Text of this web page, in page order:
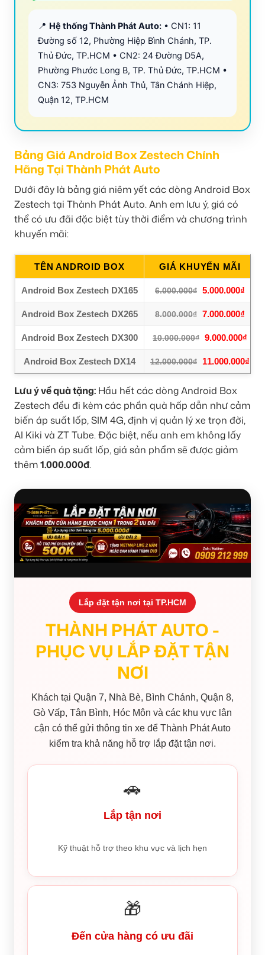
📍 Hệ thống Thành Phát Auto: • CN1: 11
Đường số 12, Phường Hiệp Bình Chánh, TP.
Thủ Đức, TP.HCM • CN2: 24 Đường D5A,
Phường Phước Long B, TP. Thủ Đức, TP.HCM •
CN3: 753 Nguyễn Ảnh Thủ, Tân Chánh Hiệp,
Quận 12, TP.HCM
Bảng Giá Android Box Zestech Chính
Hãng Tại Thành Phát Auto
Dưới đây là bảng giá niêm yết các dòng Android Box
Zestech tại Thành Phát Auto. Anh em lưu ý, giá có
thể có ưu đãi đặc biệt tùy thời điểm và chương trình
khuyến mãi:
TÊN ANDROID BOX GIÁ KHUYẾN MÃI
Android Box Zestech DX165 6.000.000₫ 5.000.000₫
Android Box Zestech DX265 8.000.000₫ 7.000.000₫
Android Box Zestech DX300 10.000.000₫ 9.000.000₫
Android Box Zestech DX14 12.000.000₫ 11.000.000₫
Lưu ý về quà tặng: Hầu hết các dòng Android Box
Zestech đều đi kèm các phần quà hấp dẫn như cảm
biến áp suất lốp, SIM 4G, định vị quản lý xe trọn đời,
AI Kiki và ZT Tube. Đặc biệt, nếu anh em không lấy
cảm biến áp suất lốp, giá sản phẩm sẽ được giảm
thêm1.000.000đ.
Lắp đặt tận nơi tại TP.HCM
THÀNH PHÁT AUTO -
PHỤC VỤ LẮP ĐẶT TẬN
NƠI
Khách tại Quận 7, Nhà Bè, Bình Chánh, Quận 8,
Gò Vấp, Tân Bình, Hóc Môn và các khu vực lân
cận có thể gửi thông tin xe để Thành Phát Auto
kiểm tra khả năng hỗ trợ lắp đặt tận nơi.
🚗
Lắp tận nơi
Kỹ thuật hỗ trợ theo khu vực và lịch hẹn
🎁
Đến cửa hàng có ưu đãi